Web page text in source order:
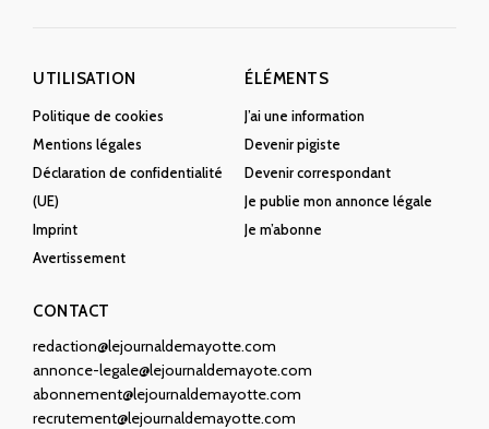
UTILISATION
Politique de cookies
Mentions légales
Déclaration de confidentialité
(UE)
Imprint
Avertissement
ÉLÉMENTS
J’ai une information
Devenir pigiste
Devenir correspondant
Je publie mon annonce légale
Je m’abonne
CONTACT
redaction@lejournaldemayotte.com
annonce-legale@lejournaldemayote.com
abonnement@lejournaldemayotte.com
recrutement@lejournaldemayotte.com